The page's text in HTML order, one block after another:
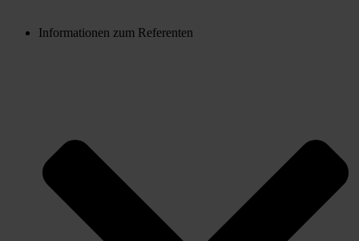
Informationen zum Referenten